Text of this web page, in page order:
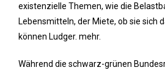
existenzielle Themen, wie die
Lebensmitteln, der Miete, ob sie sich
können Ludger. mehr.
Während die schwarz-grünen